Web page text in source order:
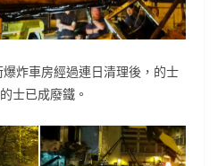
爆炸車房經過連日清理後，的士
士已成廢鐵。